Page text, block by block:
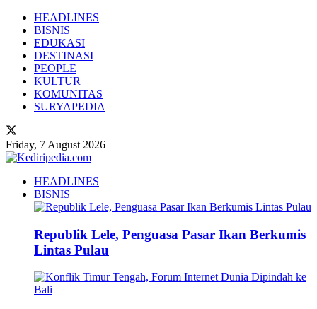
HEADLINES
BISNIS
EDUKASI
DESTINASI
PEOPLE
KULTUR
KOMUNITAS
SURYAPEDIA
Friday, 7 August 2026
HEADLINES
BISNIS
Republik Lele, Penguasa Pasar Ikan Berkumis
Lintas Pulau